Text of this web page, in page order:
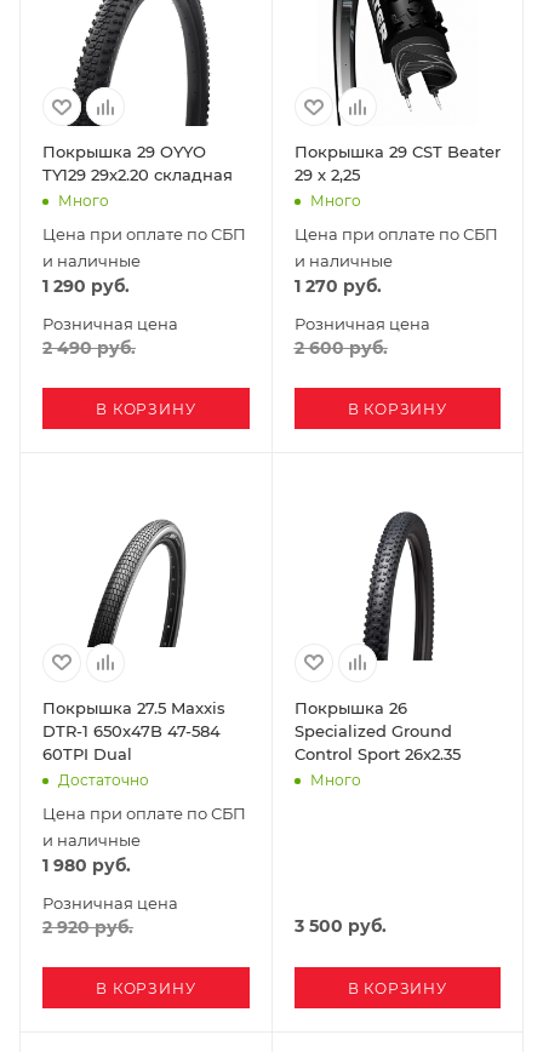
Покрышка 29 OYYO
TY129 29x2.20 складная
Много
Цена при оплате по СБП
и наличные
1 290 руб.
Розничная цена
2 490руб.
В КОРЗИНУ
Покрышка 29 CST Beater
29 х 2,25
Много
Цена при оплате по СБП
и наличные
1 270 руб.
Розничная цена
2 600руб.
В КОРЗИНУ
Покрышка 27.5 Maxxis
DTR-1 650x47B 47-584
60TPI Dual
Достаточно
Цена при оплате по СБП
и наличные
1 980 руб.
Розничная цена
2 920руб.
В КОРЗИНУ
Покрышка 26
Specialized Ground
Control Sport 26x2.35
Много
3 500 руб.
В КОРЗИНУ